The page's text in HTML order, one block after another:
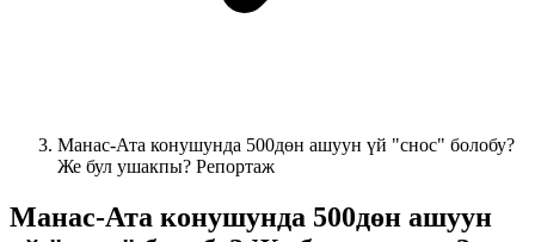
Манас-Ата конушунда 500дөн ашуун үй "снос" болобу?
Же бул ушакпы? Репортаж
Манас-Ата конушунда 500дөн ашуун